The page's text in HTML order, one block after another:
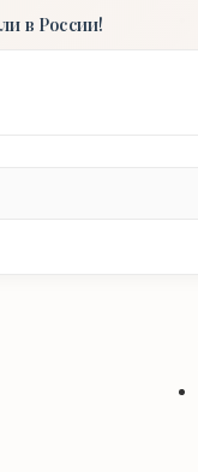
в России!